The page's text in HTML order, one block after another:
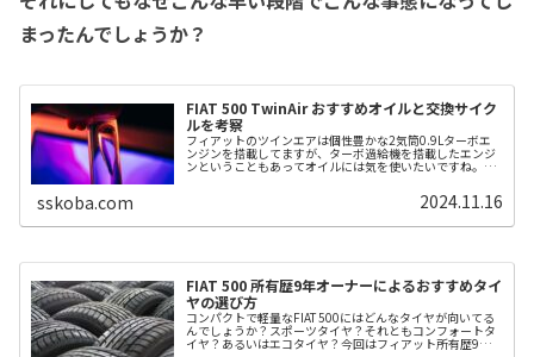
まったんでしょうか？
FIAT 500 TwinAir おすすめオイルと交換サイク
ルを考察
フィアットのツインエアは個性豊かな2気筒0.9Lターボエ
ンジンを搭載してますが、ターボ過給機を搭載したエンジ
ンということもあってオイルには気を使いたいですね。今
sskoba.com 2024.11.16
FIAT 500 所有歴9年オーナーによるおすすめタイ
ヤの選び方
コンパクトで軽量なFIAT 500にはどんなタイヤが向いてる
んでしょうか？スポーツタイヤ？それともコンフォートタ
イヤ？あるいはエコタイヤ？今回はフィアット所有歴9年